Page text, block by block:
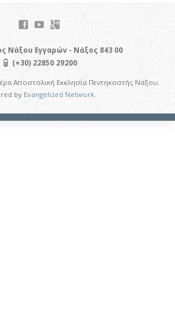
Νάξου Εγγαρών - Νάξος 843 00
(+30) 22850 29200
Αποστολική Εκκλησία Πεντηκοστής Νάξου.
byEvangelized Network.